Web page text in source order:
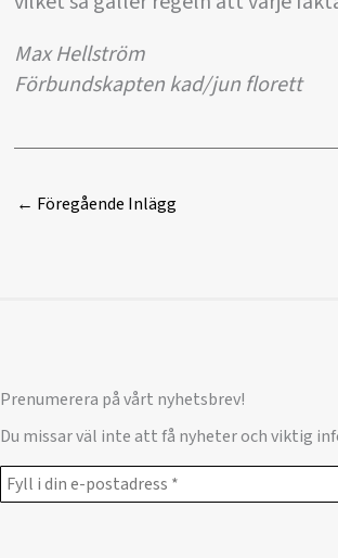
Max Hellström
Förbundskapten kad/jun florett
← Föregående Inlägg
Prenumerera på vårt nyhetsbrev!
Du missar väl inte att få nyheter och viktig